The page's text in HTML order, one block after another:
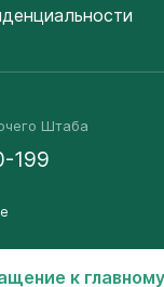
Штаба
199
к